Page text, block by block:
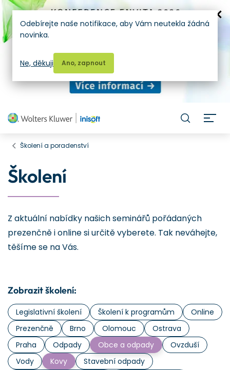
Školení a poradenství
Školení
Z aktuální nabídky našich seminářů pořádaných
prezenčně i online si určitě vyberete. Tak neváhejte,
těšíme se na Vás.
Zobrazit školení:
Legislativní školení Školení k programům
Online
Prezenčně
Brno Olomouc
Ostrava
Praha
Odpady Obce a odpady
Ovzduší
Vody
Kovy
Stavební odpady
Odebírejte naše notifikace, aby Vám neutekla žádná
novinka.
Ano, zapnout
Ne, děkuji